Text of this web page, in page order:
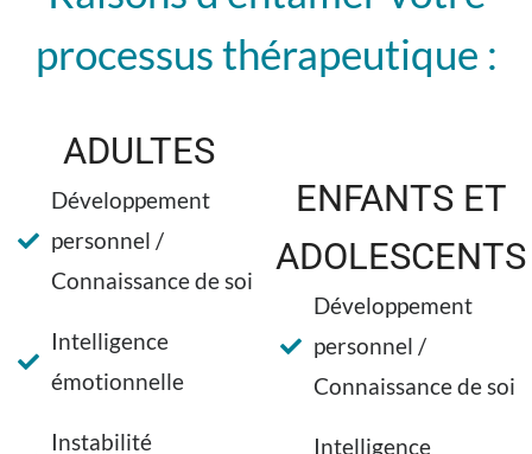
processus thérapeutique :
ADULTES
Développement
personnel /
Connaissance de soi
Intelligence
émotionnelle
Instabilité
ENFANTS ET
ADOLESCENTS
Développement
personnel /
Connaissance de soi
Intelligence